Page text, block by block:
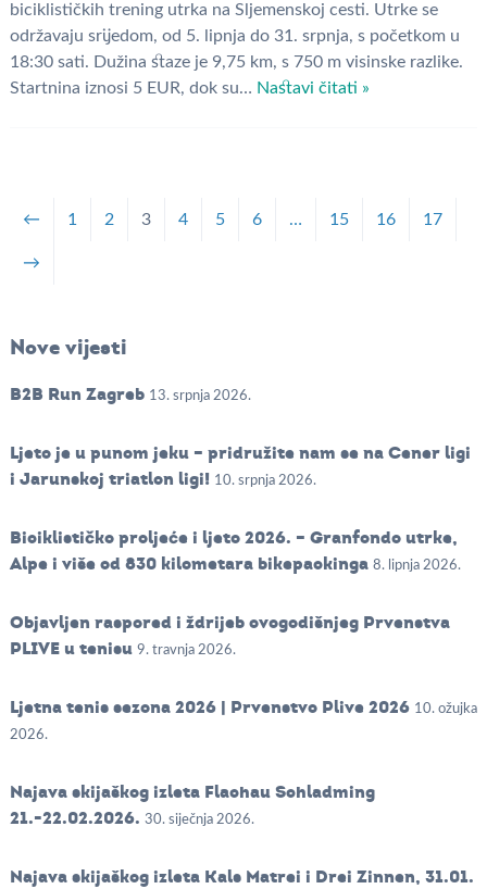
biciklističkih trening utrka na Sljemenskoj cesti. Utrke se
održavaju srijedom, od 5. lipnja do 31. srpnja, s početkom u
18:30 sati. Dužina staze je 9,75 km, s 750 m visinske razlike.
Startnina iznosi 5 EUR, dok su… Nastavi čitati »
← 1 2 3 4 5 6 … 15 16 17
→
Nove vijesti
B2B Run Zagreb 13. srpnja 2026.
Ljeto je u punom jeku – pridružite nam se na Cener ligi
i Jarunskoj triatlon ligi! 10. srpnja 2026.
Biciklističko proljeće i ljeto 2026. – Granfondo utrke,
Alpe i više od 830 kilometara bikepackinga 8. lipnja 2026.
Objavljen raspored i ždrijeb ovogodišnjeg Prvenstva
PLIVE u tenisu 9. travnja 2026.
Ljetna tenis sezona 2026 | Prvenstvo Plive 2026 10. ožujka
2026.
Najava skijaškog izleta Flachau Schladming
21.-22.02.2026. 30. siječnja 2026.
Najava skijaškog izleta Kals Matrei i Drei Zinnen, 31.01.